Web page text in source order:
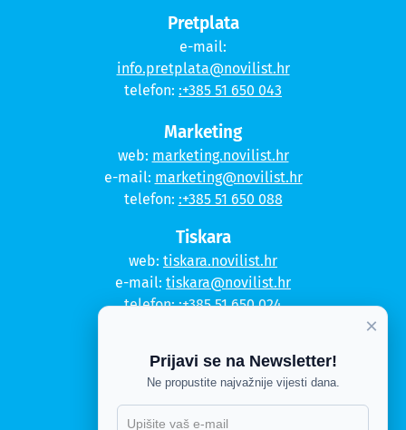
Pretplata
e-mail:
info.pretplata@novilist.hr
telefon: :+385 51 650 043
Marketing
web: marketing.novilist.hr
e-mail: marketing@novilist.hr
telefon: :+385 51 650 088
Tiskara
web: tiskara.novilist.hr
e-mail: tiskara@novilist.hr
telefon::+385 51 650 024
Kontakt
Politika privatnosti
×
Prijavi se na Newsletter!
Ne propustite najvažnije vijesti dana.